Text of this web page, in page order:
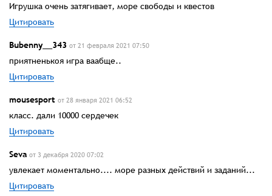
Игрушка очень затягивает, море свободы и квестов
Цитировать
Bubenny__343 от 21 февраля 2021 07:50
приятненькоя игра ваабще..
Цитировать
mousesport от 28 января 2021 06:52
класс. дали 10000 сердечек
Цитировать
Seva от 3 декабря 2020 07:02
увлекает моментально.... море разных действий и заданий...
Цитировать